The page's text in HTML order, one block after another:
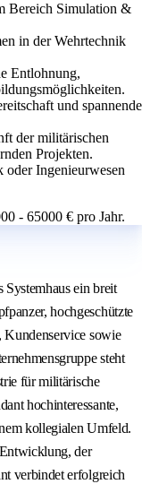
Bereich Simulation &
in der Wehrtechnik
Entlohnung,
und spannende
der militärischen
Projekten.
Ingenieurwesen
- 65000 € pro Jahr.
ein breit
hochgeschützte
Kundenservice sowie
steht
für militärische
hochinteressante,
kollegialen Umfeld.
der
verbindet erfolgreich